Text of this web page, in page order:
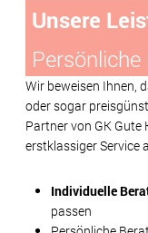
Unsere
Wir beweisen Ihnen,
oder sogar
Partner von GK
erstklassiger Service
Individuelle
passen